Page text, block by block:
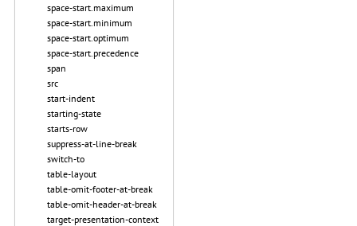
space-start.maximum
space-start.minimum
space-start.optimum
space-start.precedence
span
src
start-indent
starting-state
starts-row
suppress-at-line-break
switch-to
table-layout
table-omit-footer-at-break
table-omit-header-at-break
target-presentation-context